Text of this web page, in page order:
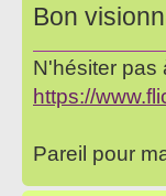
Bon
N'hésiter pas
https://
Pareil pour